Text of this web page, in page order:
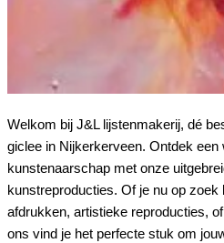
Welkom bij J&L lijstenmakerij, dé
giclee in Nijkerkerveen. Ontdek een
kunstenaarschap met onze
kunstreproducties. Of je nu op zoek
afdrukken, artistieke reproducties,
ons vind je het perfecte stuk om